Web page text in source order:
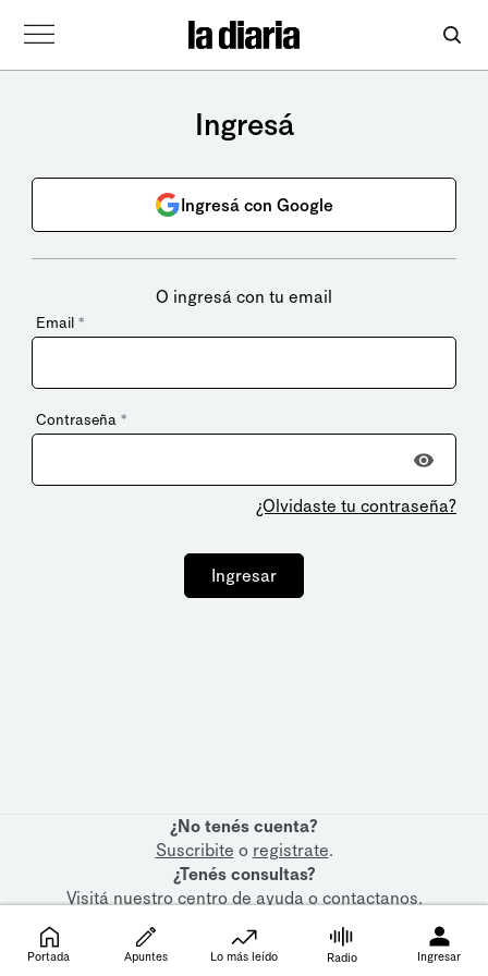
Ingresá
Ingresá con Google
O ingresá con tu email
Email *
Contraseña *
¿Olvidaste tu contraseña?
Ingresar
¿No tenés cuenta?
Suscribite o registrate.
¿Tenés consultas?
Visitá nuestrocentro de ayudaocontactanos.
Portada Apuntes Lo más leído Radio Ingresar